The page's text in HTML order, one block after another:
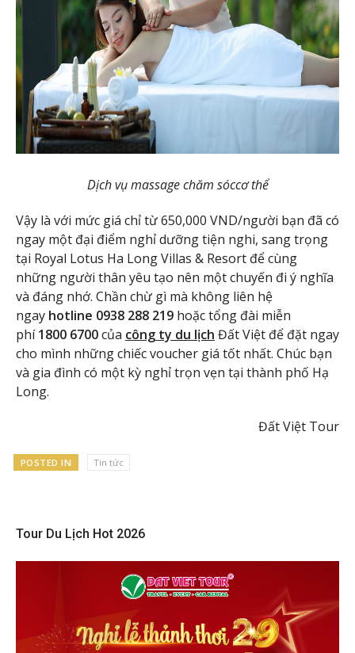
Dịch vụ massage chăm sóccơ thể
Vậy là với mức giá chỉ từ 650,000 VND/người bạn đã có
ngay một đại điểm nghỉ dưỡng tiện nghi, sang trọng
tại Royal Lotus Ha Long Villas & Resort để cùng
những người thân yêu tạo nên một chuyến đi ý nghĩa
và đáng nhớ. Chần chừ gì mà không liên hệ
ngay hotline 0938 288 219 hoặc tổng đài miễn
phí1800 6700của công ty du lịch Đất Việt để đặt ngay
cho mình những chiếc voucher giá tốt nhất. Chúc bạn
và gia đình có một kỳ nghỉ trọn vẹn tại thành phố Hạ
Long.
Đất Việt Tour
POSTED IN Tin tức
Tour Du Lịch Hot 2026